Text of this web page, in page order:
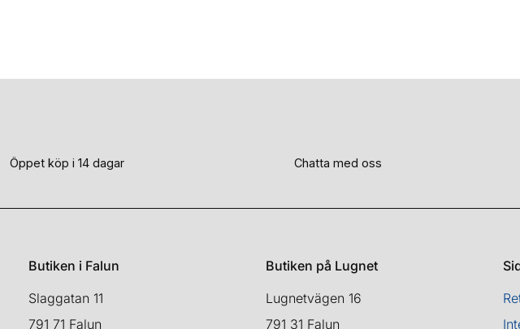
Öppet köp i 14 dagar Chatta med oss
Butiken i Falun
Slaggatan 11
791 71 Falun
Butiken på Lugnet
Lugnetvägen 16
791 31 Falun